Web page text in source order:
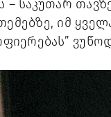
– საკუთარ
იმ